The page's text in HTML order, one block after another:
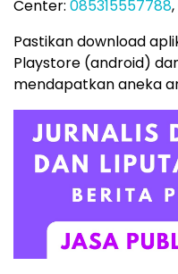
Center: 085315557788,
Pastikan download
Playstore (android)
mendapatkan aneka